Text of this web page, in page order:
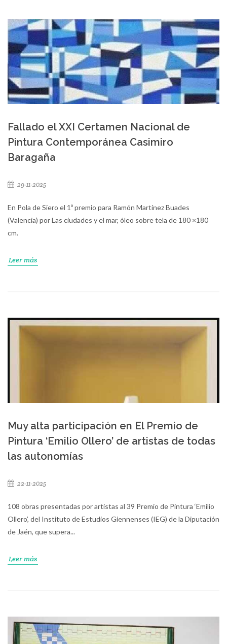
Fallado el XXI Certamen Nacional de
Pintura Contemporánea Casimiro
Baragaña
29-11-2025
En Pola de Siero el ​​​​​​​1º premio para Ramón Martínez Buades
(Valencia) por Las ciudades y el mar, óleo sobre tela de 180 ×180
cm.
Leer más
Muy alta participación en El Premio de
Pintura ‘Emilio Ollero’ de artistas de todas
las autonomías
22-11-2025
108 obras presentadas por artistas al 39 Premio de Pintura ‘Emilio
Ollero’, del Instituto de Estudios Giennenses (IEG) de la Diputación
de Jaén, que supera...
Leer más